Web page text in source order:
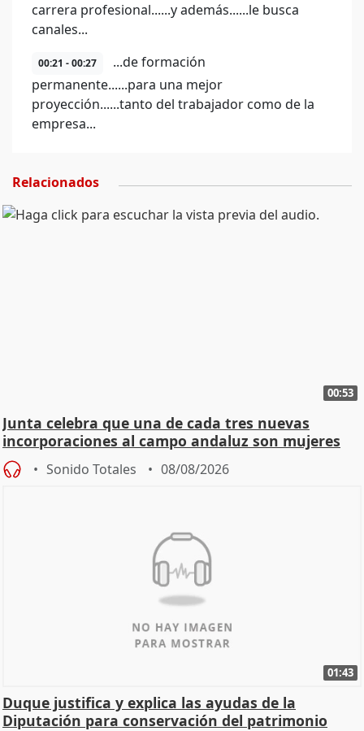
carrera profesional......y además......le busca
canales...
00:21 - 00:27
...de formación
permanente......para una mejor
proyección......tanto del trabajador como de la
empresa...
Relacionados
00:53
Junta celebra que una de cada tres nuevas
incorporaciones al campo andaluz son mujeres
jóvenes
Sonido Totales 08/08/2026
01:43
Duque justifica y explica las ayudas de la
Diputación para conservación del patrimonio